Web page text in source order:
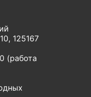
125167
(работа